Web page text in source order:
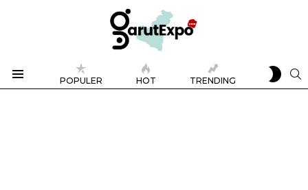
POPULER HOT TRENDING
SKIN